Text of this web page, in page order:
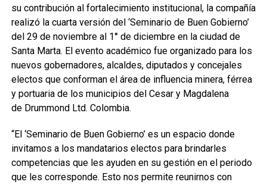
su contribución al fortalecimiento institucional, la compañía
realizó la cuarta versión del ‘Seminario de Buen Gobierno’
del 29 de noviembre al 1° de diciembre en la ciudad de
Santa Marta. El evento académico fue organizado para los
nuevos gobernadores, alcaldes, diputados y concejales
electos que conforman el área de influencia minera, férrea
y portuaria de los municipios del Cesar y Magdalena
de Drummond Ltd. Colombia.
“El ‘Seminario de Buen Gobierno’ es un espacio donde
invitamos a los mandatarios electos para brindarles
competencias que les ayuden en su gestión en el periodo
que les corresponde. Esto nos permite reunirnos con